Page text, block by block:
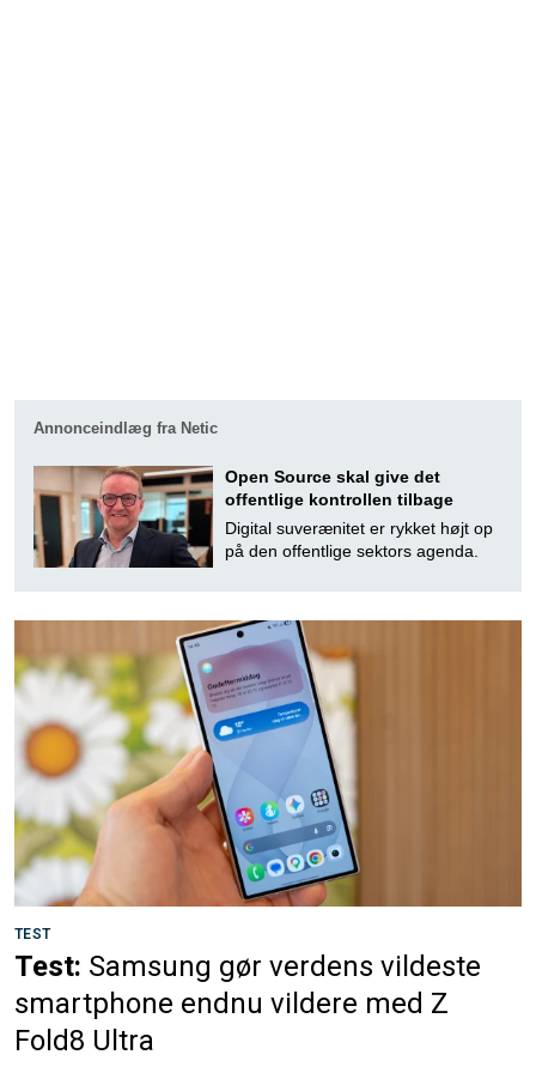
Annonceindlæg fra Netic
Open Source skal give det
offentlige kontrollen tilbage
Digital suverænitet er rykket højt op
på den offentlige sektors agenda.
TEST
Test: Samsung gør verdens vildeste
smartphone endnu vildere med Z
Fold8 Ultra